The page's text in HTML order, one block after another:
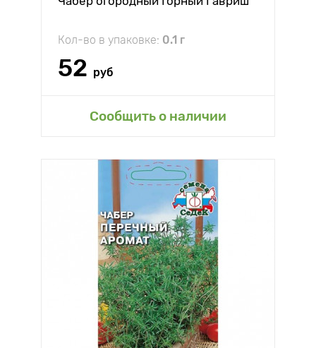
Кол-во в упаковке: 0.1 г
52 руб
Сообщить о наличии